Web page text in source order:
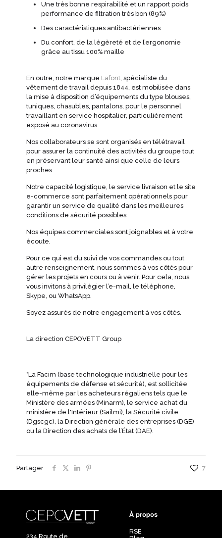
Une très bonne respirabilité et un rapport poids
performance de filtration très bon (89%)
Des caractéristiques antibactériennes
Du confort, de la légèreté et de l’ergonomie
grâce au tissu 100% maille
En outre, notre marque Lafont, spécialiste du
vêtement de travail depuis 1844, est mobilisée dans
la mise à disposition d’équipements du type blouses,
tuniques, chasubles, pantalons, pour le personnel
travaillant en service hospitalier, particulièrement
exposé au coronavirus.
Nos collaborateurs se sont organisés en télétravail
pour assurer la continuité des activités du groupe tout
en préservant leur santé ainsi que celle de leurs
proches.
Notre capacité logistique, le service livraison et le site
e-commerce sont parfaitement opérationnels pour
garantir un service de qualité dans les meilleures
conditions de sécurité possibles.
Nos équipes commerciales sont joignables et à votre
écoute.
Pour ce qui est du suivi de vos commandes ou tout
autre renseignement, nous sommes à vos côtés pour
gérer les projets en cours ou à venir. Pour cela, nous
vous invitons à privilégier l’e-mail, le téléphone,
Skype, ou WhatsApp.
Soyez assurés de notre engagement à vos côtés.
La direction CEPOVETT Group
*La Facim (base technologique industrielle pour les
équipements de défense et sécurité), est sollicitée
elle-même par les acheteurs régaliens tels que le
Ministère des armées (Minarm), le service achat du
ministère de l'Intérieur (Sailmi), la Sécurité civile
(Dgscgc), la Direction générale des entreprises (DGE)
ou la Direction des achats de l’État (DAE).
Partager 7
234 Route de
À propos
RSE